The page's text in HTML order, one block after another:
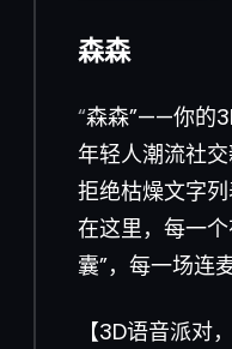
森森
“森森”——你的
年轻人潮流社交
拒绝枯燥文字列
在这里，每一
囊”，每一场连
【3D语音派对